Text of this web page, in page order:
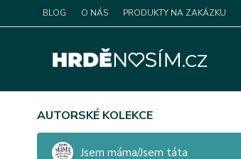
BLOG O NÁS PRODUKTY NA ZAKÁZKU
AUTORSKÉ KOLEKCE
Jsem máma/Jsem táta